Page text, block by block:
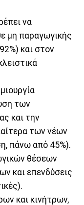
να
μη παραγωγικής
και στον
των
και την
των νέων
πάνω από 45%).
θέσεων
και επενδύσεις
και κινήτρων,